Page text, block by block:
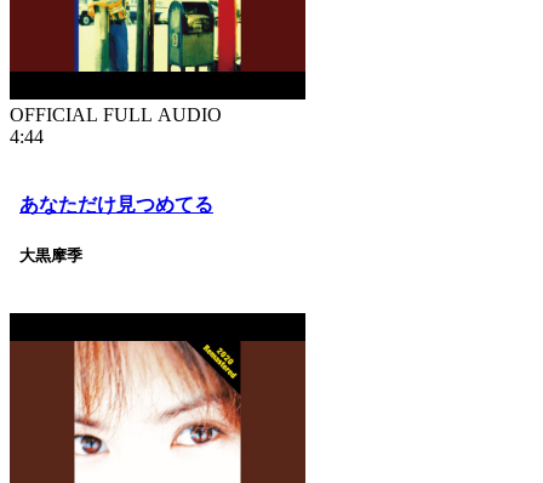
OFFICIAL FULL AUDIO
4:44
あなただけ見つめてる
大黒摩季